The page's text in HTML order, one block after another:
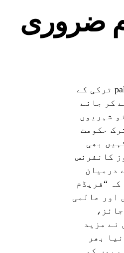
ضروری
ترکی کے
کر جانے
شہریوں
حکومت
بھی
کانفرنس
درمیان
“فریڈم
اور عالمی
نے مزید
بھر